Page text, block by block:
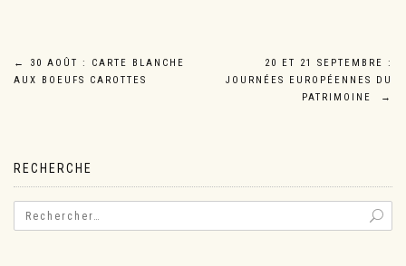
Navigation
←
30 AOÛT : CARTE BLANCHE
AUX BOEUFS CAROTTES
20 ET 21 SEPTEMBRE :
JOURNÉES EUROPÉENNES DU
PATRIMOINE
→
RECHERCHE